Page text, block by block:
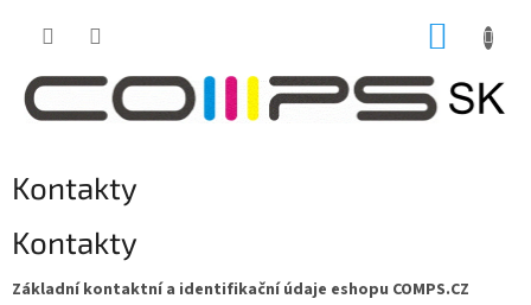
Kontakty
Kontakty
Základní kontaktní a identifikační údaje eshopu COMPS.CZ